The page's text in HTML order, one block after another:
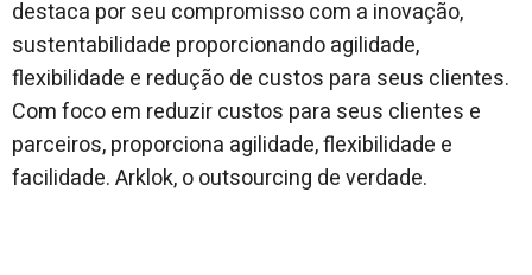
destaca por seu compromisso com a inovação,
sustentabilidade proporcionando agilidade,
flexibilidade e redução de custos para seus clientes.
Com foco em reduzir custos para seus clientes e
parceiros, proporciona agilidade, flexibilidade e
facilidade. Arklok, o outsourcing de verdade.